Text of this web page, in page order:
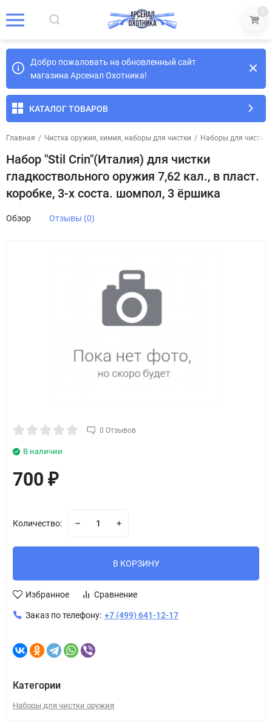
0
Добро пожаловать на обновленный сайт
магазина Арсенал Охотника!
КАТАЛОГ ТОВАРОВ
Главная / Чистка оружия, химия, наборы для чистки / Наборы для чистки
Набор "Stil Crin"(Италия) для чистки
гладкоствольного оружия 7,62 кал., в пласт.
коробке, 3-х соста. шомпол, 3 ёршика
Обзор Отзывы (0)
0 Отзывов
В наличии
700 ₽
Количество:
В КОРЗИНУ
Избранное Сравнение
Заказ по телефону: +7 (499) 641-12-17
Категории
Наборы для чистки оружия